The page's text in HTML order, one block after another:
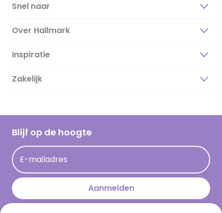
Snel naar
Over Hallmark
Over ons
Duurzaamheid
Hallmark Kaartclub
Acties
Persberichten
Hallmark en Kinderpostzegels
Inspiratie
Magazine
Cadeau inspiratie
Kaartinspiratie
Zakelijk
Blijf op de hoogte
E-mailadres
Aanmelden